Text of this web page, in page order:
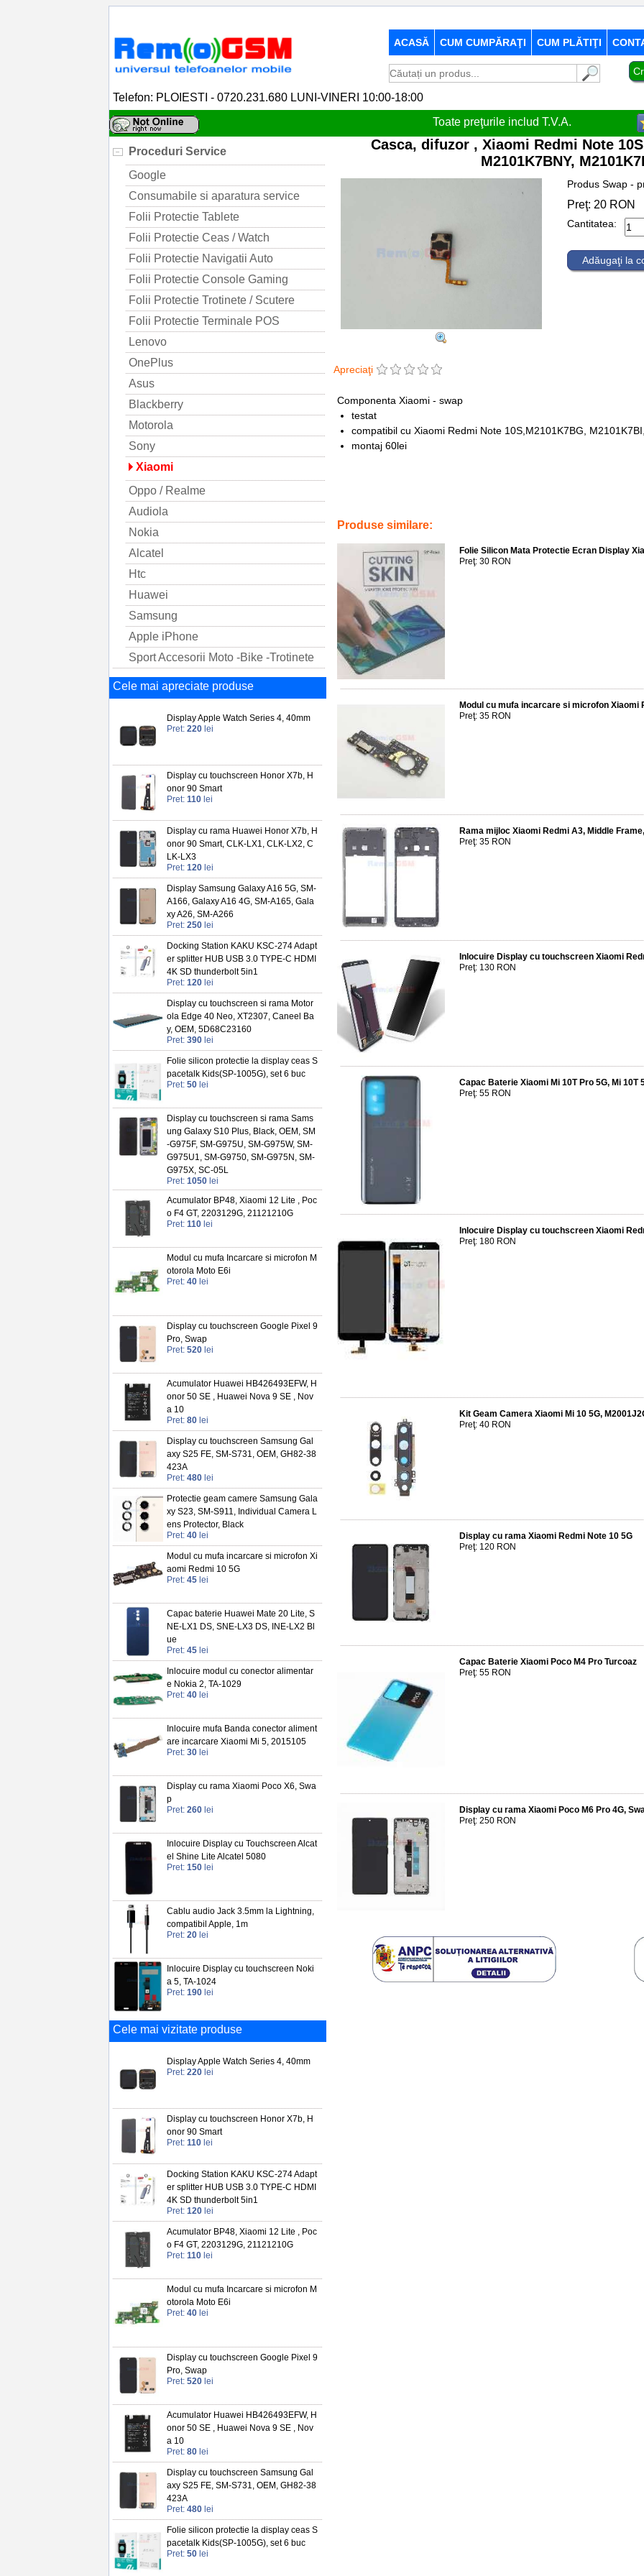
ACASĂ CUM CUMPĂRAŢI CUM PLĂTIŢI
Telefon: PLOIESTI - 0720.231.680 LUNI-VINERI 10:00-18:00
Toate preţurile includ T.V.A.
Proceduri Service
Google
Consumabile si aparatura service
Folii Protectie Tablete
Folii Protectie Ceas / Watch
Folii Protectie Navigatii Auto
Folii Protectie Console Gaming
Folii Protectie Trotinete / Scutere
Folii Protectie Terminale POS
Lenovo
OnePlus
Asus
Blackberry
Motorola
Sony
Xiaomi
Oppo / Realme
Audiola
Nokia
Alcatel
Htc
Huawei
Samsung
Apple iPhone
Sport Accesorii Moto -Bike -Trotinete
Cele mai apreciate produse
Display Apple Watch Series 4, 40mm
Pret: 220 lei
Display cu touchscreen Honor X7b, H
onor 90 Smart
Pret: 110 lei
Display cu rama Huawei Honor X7b, H
onor 90 Smart, CLK-LX1, CLK-LX2, C
LK-LX3
Pret: 120 lei
Display Samsung Galaxy A16 5G, SM-
A166, Galaxy A16 4G, SM-A165, Gala
xy A26, SM-A266
Pret: 250 lei
Docking Station KAKU KSC-274 Adapt
er splitter HUB USB 3.0 TYPE-C HDMI
4K SD thunderbolt 5in1
Pret: 120 lei
Display cu touchscreen si rama Motor
ola Edge 40 Neo, XT2307, Caneel Ba
y, OEM, 5D68C23160
Pret: 390 lei
Folie silicon protectie la display ceas S
pacetalk Kids(SP-1005G), set 6 buc
Pret: 50 lei
Display cu touchscreen si rama Sams
ung Galaxy S10 Plus, Black, OEM, SM
-G975F, SM-G975U, SM-G975W, SM-
G975U1, SM-G9750, SM-G975N, SM-
G975X, SC-05L
Pret: 1050 lei
Acumulator BP48, Xiaomi 12 Lite , Poc
o F4 GT, 2203129G, 21121210G
Pret: 110 lei
Modul cu mufa Incarcare si microfon M
otorola Moto E6i
Pret: 40 lei
Display cu touchscreen Google Pixel 9
Pro, Swap
Pret: 520 lei
Acumulator Huawei HB426493EFW, H
onor 50 SE , Huawei Nova 9 SE , Nov
a 10
Pret: 80 lei
Display cu touchscreen Samsung Gal
axy S25 FE, SM-S731, OEM, GH82-38
423A
Pret: 480 lei
Protectie geam camere Samsung Gala
xy S23, SM-S911, Individual Camera L
ens Protector, Black
Pret: 40 lei
Modul cu mufa incarcare si microfon Xi
aomi Redmi 10 5G
Pret: 45 lei
Capac baterie Huawei Mate 20 Lite, S
NE-LX1 DS, SNE-LX3 DS, INE-LX2 Bl
ue
Pret: 45 lei
Inlocuire modul cu conector alimentar
e Nokia 2, TA-1029
Pret: 40 lei
Inlocuire mufa Banda conector aliment
are incarcare Xiaomi Mi 5, 2015105
Pret: 30 lei
Display cu rama Xiaomi Poco X6, Swa
p
Pret: 260 lei
Inlocuire Display cu Touchscreen Alcat
el Shine Lite Alcatel 5080
Pret: 150 lei
Cablu audio Jack 3.5mm la Lightning,
compatibil Apple, 1m
Pret: 20 lei
Inlocuire Display cu touchscreen Noki
a 5, TA-1024
Pret: 190 lei
Cele mai vizitate produse
Display Apple Watch Series 4, 40mm
Pret: 220 lei
Display cu touchscreen Honor X7b, H
onor 90 Smart
Pret: 110 lei
Docking Station KAKU KSC-274 Adapt
er splitter HUB USB 3.0 TYPE-C HDMI
4K SD thunderbolt 5in1
Pret: 120 lei
Acumulator BP48, Xiaomi 12 Lite , Poc
o F4 GT, 2203129G, 21121210G
Pret: 110 lei
Modul cu mufa Incarcare si microfon M
otorola Moto E6i
Pret: 40 lei
Display cu touchscreen Google Pixel 9
Pro, Swap
Pret: 520 lei
Acumulator Huawei HB426493EFW, H
onor 50 SE , Huawei Nova 9 SE , Nov
a 10
Pret: 80 lei
Display cu touchscreen Samsung Gal
axy S25 FE, SM-S731, OEM, GH82-38
423A
Pret: 480 lei
Folie silicon protectie la display ceas S
pacetalk Kids(SP-1005G), set 6 buc
Pret: 50 lei
Casca, difuzor , Xiaomi Redmi Note
M2101K7BNY,
Apreciaţi
Produs Swap -
Preţ: 20 RON
Cantitatea:
Adăugaţi la
Componenta Xiaomi - swap
testat
compatibil cu Xiaomi Redmi Note 10S,M2101K7BG,
montaj 60lei
Produse similare:
Folie Silicon Mata Protectie Ecran Display
Preţ: 30 RON
Modul cu mufa incarcare si microfon Xiaomi
Preţ: 35 RON
Rama mijloc Xiaomi Redmi A3, Middle
Preţ: 35 RON
Inlocuire Display cu touchscreen Xiaomi
Preţ: 130 RON
Capac Baterie Xiaomi Mi 10T Pro 5G, Mi 10T
Preţ: 55 RON
Inlocuire Display cu touchscreen Xiaomi
Preţ: 180 RON
Kit Geam Camera Xiaomi Mi 10 5G,
Preţ: 40 RON
Display cu rama Xiaomi Redmi Note 10 5G
Preţ: 120 RON
Capac Baterie Xiaomi Poco M4 Pro Turcoaz
Preţ: 55 RON
Display cu rama Xiaomi Poco M6 Pro 4G,
Preţ: 250 RON